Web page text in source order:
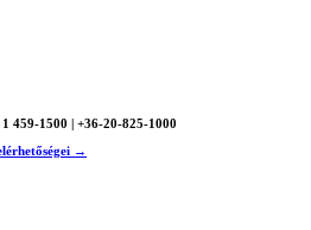
1 459-1500 | +36-20-825-1000
→